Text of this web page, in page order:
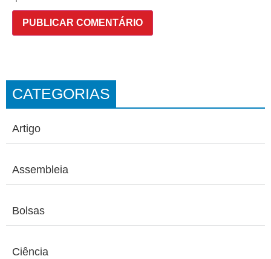
CATEGORIAS
Artigo
Assembleia
Bolsas
Ciência